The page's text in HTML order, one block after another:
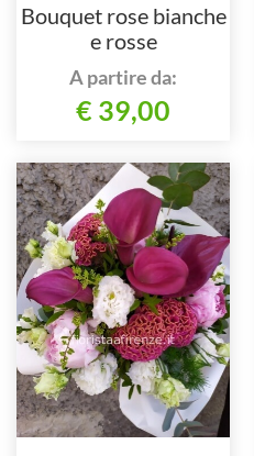
Bouquet rose bianche
e rosse
A partire da:
€ 39,00